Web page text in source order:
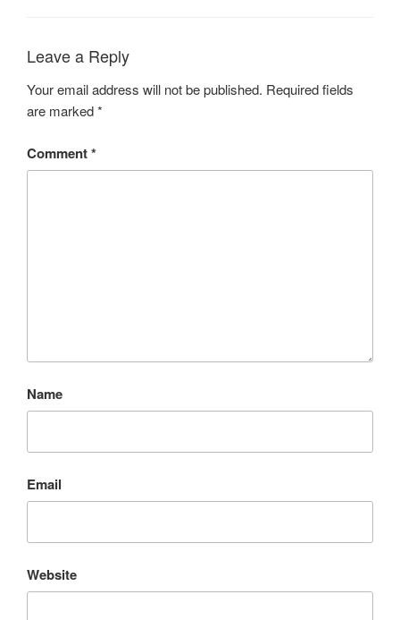
Leave a Reply
Your email address will not be published. Required fields
are marked*
Comment*
Name
Email
Website